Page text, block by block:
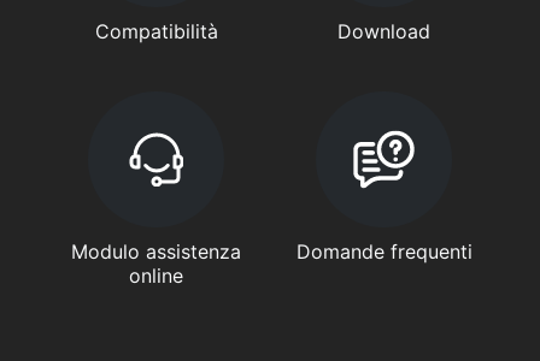
Compatibilità Download
Modulo assistenza
online
Domande frequenti